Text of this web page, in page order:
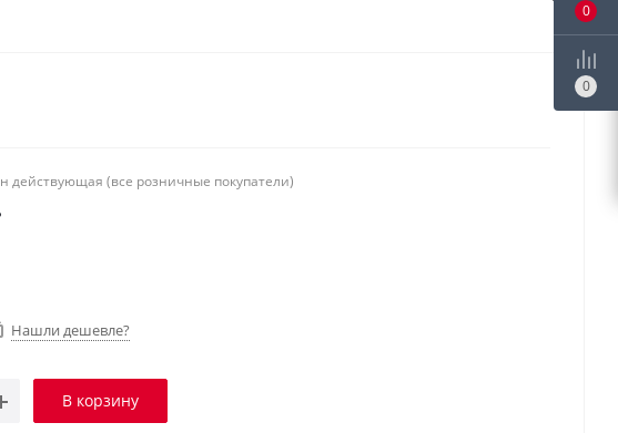
действующая (все розничные покупатели)
Нашли дешевле?
В корзину
0
0